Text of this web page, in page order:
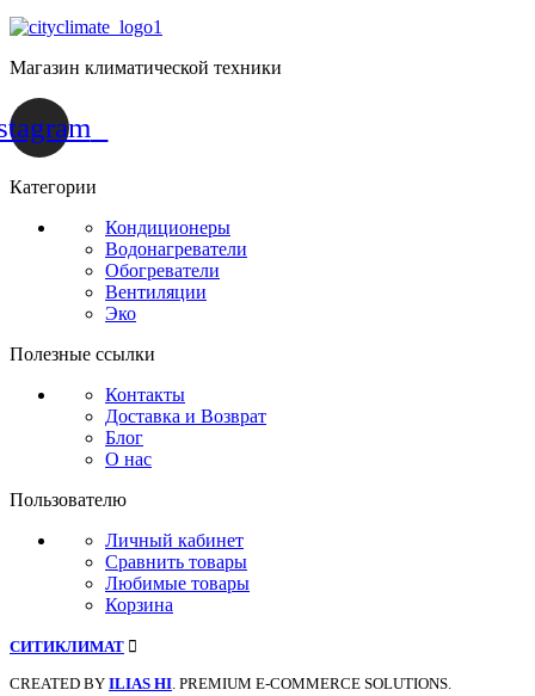
Магазин климатической техники
Категории
Кондиционеры
Водонагреватели
Обогреватели
Вентиляции
Эко
Полезные ссылки
Контакты
Доставка и Возврат
Блог
О нас
Пользователю
Личный кабинет
Сравнить товары
Любимые товары
Корзина
СИТИКЛИМАТ
CREATED BY ILIAS HI. PREMIUM E-COMMERCE SOLUTIONS.